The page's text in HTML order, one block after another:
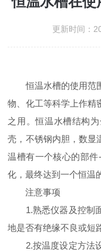
更新时间：
恒温水槽的使用范围
物、化工等科学上作精
之用。恒温水槽结构
壳，不锈钢内胆，数显
温槽有一个核心的部
化，最终达到一个恒温
注意事项
1.熟悉仪器及控制面
地是否有绝缘不良或短
2.按温度设定方法设